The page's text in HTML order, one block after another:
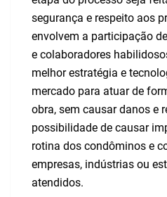
segurança e respeito aos
envolvem a participação
e colaboradores
melhor estratégia e
mercado para atuar de
obra, sem causar danos e
possibilidade de causar
rotina dos condôminos e
empresas, indústrias ou
atendidos.